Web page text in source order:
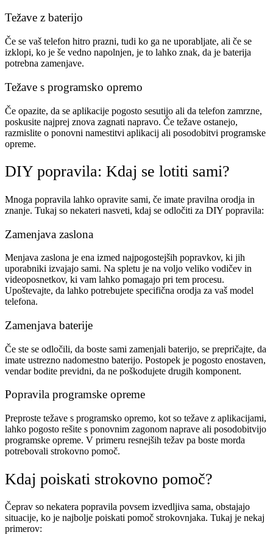
Težave z baterijo
Če se vaš telefon hitro prazni, tudi ko ga ne uporabljate, ali če se
izklopi, ko je še vedno napolnjen, je to lahko znak, da je baterija
potrebna zamenjave.
Težave s programsko opremo
Če opazite, da se aplikacije pogosto sesutijo ali da telefon zamrzne,
poskusite najprej znova zagnati napravo. Če težave ostanejo,
razmislite o ponovni namestitvi aplikacij ali posodobitvi programske
opreme.
DIY popravila: Kdaj se lotiti sami?
Mnoga popravila lahko opravite sami, če imate pravilna orodja in
znanje. Tukaj so nekateri nasveti, kdaj se odločiti za DIY popravila:
Zamenjava zaslona
Menjava zaslona je ena izmed najpogostejših popravkov, ki jih
uporabniki izvajajo sami. Na spletu je na voljo veliko vodičev in
videoposnetkov, ki vam lahko pomagajo pri tem procesu.
Upoštevajte, da lahko potrebujete specifična orodja za vaš model
telefona.
Zamenjava baterije
Če ste se odločili, da boste sami zamenjali baterijo, se prepričajte, da
imate ustrezno nadomestno baterijo. Postopek je pogosto enostaven,
vendar bodite previdni, da ne poškodujete drugih komponent.
Popravila programske opreme
Preproste težave s programsko opremo, kot so težave z aplikacijami,
lahko pogosto rešite s ponovnim zagonom naprave ali posodobitvijo
programske opreme. V primeru resnejših težav pa boste morda
potrebovali strokovno pomoč.
Kdaj poiskati strokovno pomoč?
Čeprav so nekatera popravila povsem izvedljiva sama, obstajajo
situacije, ko je najbolje poiskati pomoč strokovnjaka. Tukaj je nekaj
primerov: